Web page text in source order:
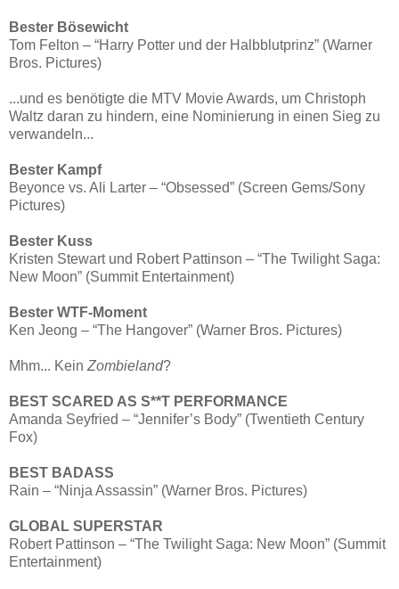
Bester Bösewicht
Tom Felton – “Harry Potter und der Halbblutprinz” (Warner
Bros. Pictures)
...und es benötigte die MTV Movie Awards, um Christoph
Waltz daran zu hindern, eine Nominierung in einen Sieg zu
verwandeln...
Bester Kampf
Beyonce vs. Ali Larter – “Obsessed” (Screen Gems/Sony
Pictures)
Bester Kuss
Kristen Stewart und Robert Pattinson – “The Twilight Saga:
New Moon” (Summit Entertainment)
Bester WTF-Moment
Ken Jeong – “The Hangover” (Warner Bros. Pictures)
Mhm... Kein Zombieland?
BEST SCARED AS S**T PERFORMANCE
Amanda Seyfried – “Jennifer’s Body” (Twentieth Century
Fox)
BEST BADASS
Rain – “Ninja Assassin” (Warner Bros. Pictures)
GLOBAL SUPERSTAR
Robert Pattinson – “The Twilight Saga: New Moon” (Summit
Entertainment)